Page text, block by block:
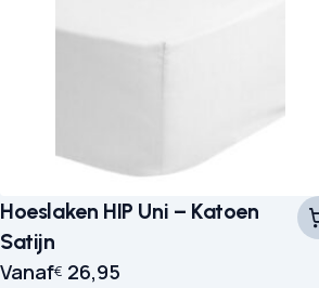
Hoeslaken HIP Uni – Katoen
Satijn
Vanaf€ 26,95